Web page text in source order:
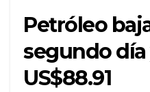
Petróleo
segundo día
US$88.91